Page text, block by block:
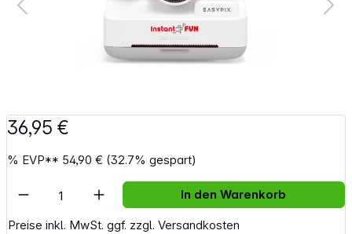
36,95 €
% EVP** 54,90 € (32.7% gespart)
Preise inkl. MwSt. ggf. zzgl. Versandkosten
Artikel Anzahl: Gib den gewünschten
In den Warenkorb